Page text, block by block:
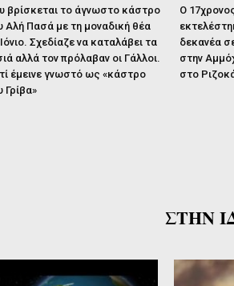
βρίσκεται το άγνωστο κάστρο
Αλή Πασά με τη μοναδική θέα
Σχεδίαζε να καταλάβει τα
αλλά τον πρόλαβαν οι Γάλλοι.
έμεινε γνωστό ως «κάστρο
Γρίβα»
Ο
δεκανέα
στην
στο
ΣΤΗΝ